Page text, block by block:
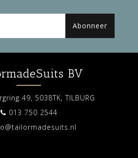
Abonneer
BV
49, 5038TK, TILBURG
013 750 2544